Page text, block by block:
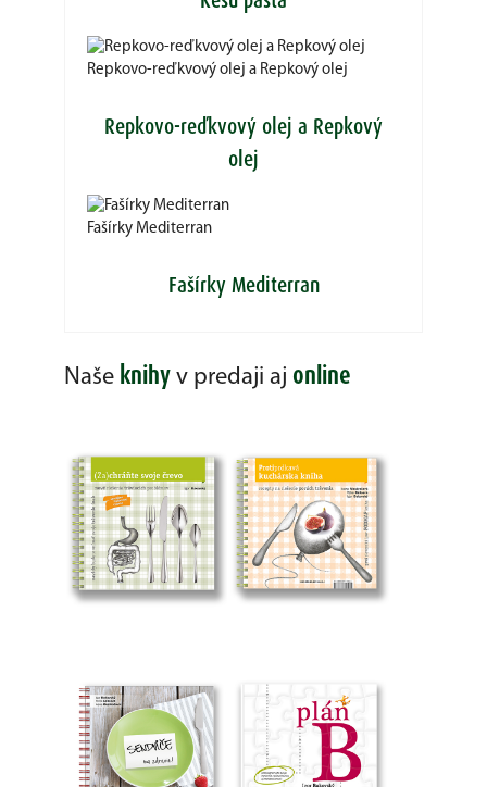
Repkovo-reďkvový olej a Repkový olej
Repkovo-reďkvový olej a Repkový
olej
Fašírky Mediterran
Fašírky Mediterran
Naše knihy v predaji aj online